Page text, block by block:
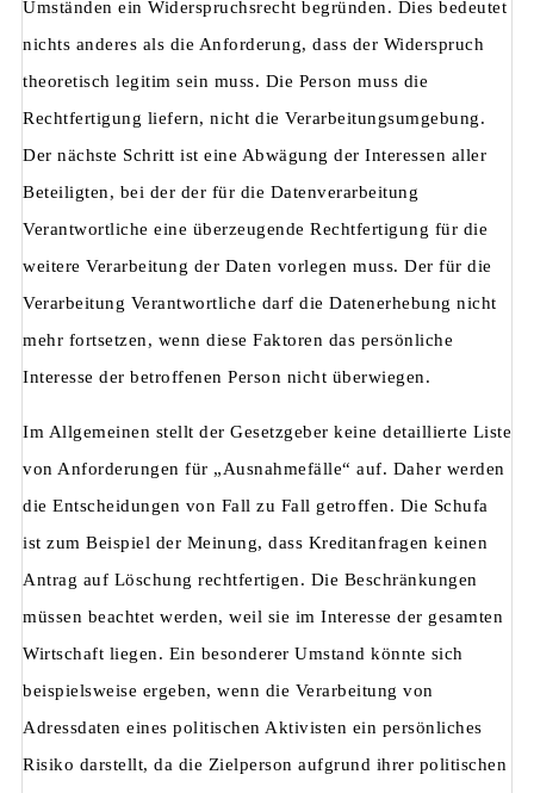
Umständen ein Widerspruchsrecht begründen. Dies bedeutet
nichts anderes als die Anforderung, dass der Widerspruch
theoretisch legitim sein muss. Die Person muss die
Rechtfertigung liefern, nicht die Verarbeitungsumgebung.
Der nächste Schritt ist eine Abwägung der Interessen aller
Beteiligten, bei der der für die Datenverarbeitung
Verantwortliche eine überzeugende Rechtfertigung für die
weitere Verarbeitung der Daten vorlegen muss. Der für die
Verarbeitung Verantwortliche darf die Datenerhebung nicht
mehr fortsetzen, wenn diese Faktoren das persönliche
Interesse der betroffenen Person nicht überwiegen.
Im Allgemeinen stellt der Gesetzgeber keine detaillierte Liste
von Anforderungen für „Ausnahmefälle“ auf. Daher werden
die Entscheidungen von Fall zu Fall getroffen. Die Schufa
ist zum Beispiel der Meinung, dass Kreditanfragen keinen
Antrag auf Löschung rechtfertigen. Die Beschränkungen
müssen beachtet werden, weil sie im Interesse der gesamten
Wirtschaft liegen. Ein besonderer Umstand könnte sich
beispielsweise ergeben, wenn die Verarbeitung von
Adressdaten eines politischen Aktivisten ein persönliches
Risiko darstellt, da die Zielperson aufgrund ihrer politischen